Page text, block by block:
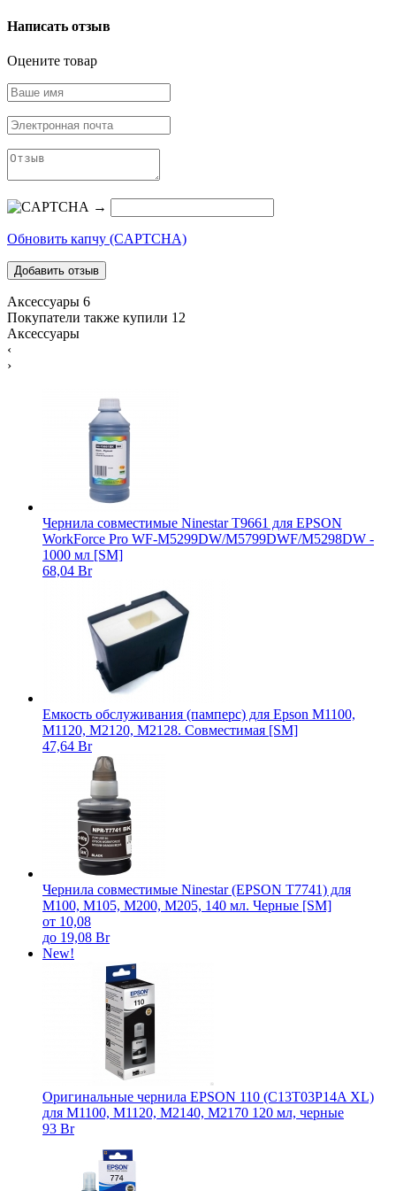
Написать отзыв
Оцените товар
→
Обновить капчу (CAPTCHA)
Аксессуары 6
Покупатели также купили 12
Аксессуары
‹
›
Чернила совместимые Ninestar T9661 для EPSON
WorkForce Pro WF-M5299DW/M5799DWF/M5298DW -
1000 мл [SM]
68,04 Br
Емкость обслуживания (памперс) для Epson M1100,
M1120, M2120, M2128. Совместимая [SM]
47,64 Br
Чернила совместимые Ninestar (EPSON T7741) для
M100, M105, M200, M205, 140 мл. Черные [SM]
от 10,08
до 19,08 Br
New!
Оригинальные чернила EPSON 110 (C13T03P14A XL)
для M1100, M1120, M2140, M2170 120 мл, черные
93 Br